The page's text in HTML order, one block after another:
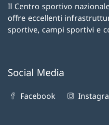
Il Centro sportivo
offre eccellenti
sportive, campi sportivi e
Social Media
Facebook